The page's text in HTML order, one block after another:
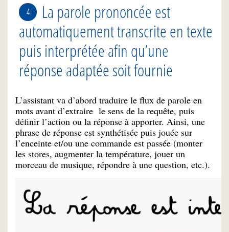
La parole prononcée est
automatiquement transcrite en texte
puis interprétée afin qu’une
réponse adaptée soit fournie
L’assistant va d’abord traduire le flux de parole en
mots avant d’extraire le sens de la requête, puis
définir l’action ou la réponse à apporter. Ainsi, une
phrase de réponse est synthétisée puis jouée sur
l’enceinte et/ou une commande est passée (monter
les stores, augmenter la température, jouer un
morceau de musique, répondre à une question, etc.).